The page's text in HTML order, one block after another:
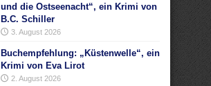
und die Ostseenacht“, ein Krimi von
B.C. Schiller
3. August 2026
Buchempfehlung: „Küstenwelle“, ein
Krimi von Eva Lirot
2. August 2026